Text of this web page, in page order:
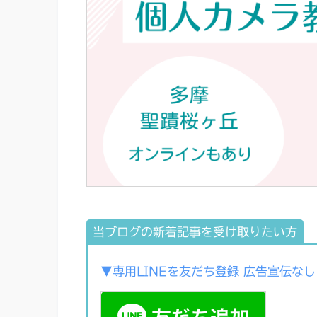
当ブログの新着記事を受け取りたい方
▼専用LINEを友だち登録 広告宣伝な